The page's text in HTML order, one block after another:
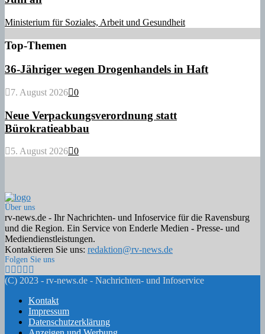
Ministerium für Soziales, Arbeit und Gesundheit
Top-Themen
36-Jähriger wegen Drogenhandels in Haft
7. August 2026 0
Neue Verpackungsverordnung statt
Bürokratieabbau
5. August 2026 0
Über uns
rv-news.de - Ihr Nachrichten- und Infoservice für die Ravensburg
und die Region. Ein Service von Enderle Medien - Presse- und
Mediendienstleistungen.
Kontaktieren Sie uns: redaktion@rv-news.de
Folgen Sie uns
Facebook
Twitter
Instagram
Email
(C) 2023 - rv-news.de - Nachrichten- und Infoservice
Kontakt
Impressum
Datenschutzerklärung